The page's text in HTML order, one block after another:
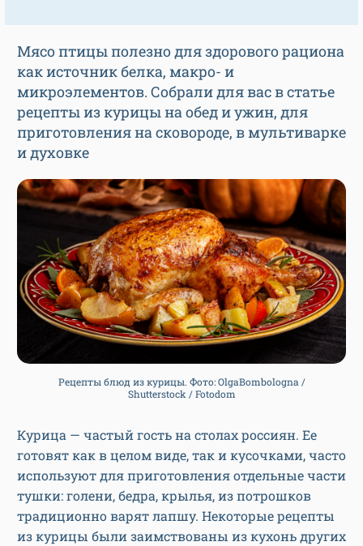
Мясо птицы полезно для здорового рациона
как источник белка, макро- и
микроэлементов. Собрали для вас в статье
рецепты из курицы на обед и ужин, для
приготовления на сковороде, в мультиварке
и духовке
Рецепты блюд из курицы. Фото: OlgaBombologna /
Shutterstock / Fotodom
Курица — частый гость на столах россиян. Ее
готовят как в целом виде, так и кусочками, часто
используют для приготовления отдельные части
тушки: голени, бедра, крылья, из потрошков
традиционно варят лапшу. Некоторые рецепты
из курицы были заимствованы из кухонь других